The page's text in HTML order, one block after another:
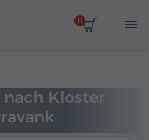
0
Kloster